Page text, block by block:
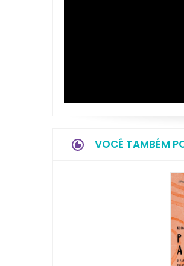
VOCÊ TAMBÉM